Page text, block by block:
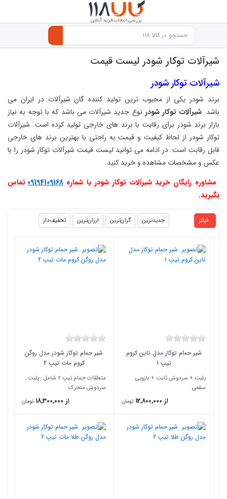
شیرآلات توکار شودر لیست قیمت
شیرآلات توکار شودر
برند شودر یکی از محبوب ترین تولید کننده گان شیرآلات در ایران می
باشد.شیرآلات توکار شودر نوع جدید شیرآلات می باشد که با توجه به نیاز
بازار برند شودر برای رقابت با برند های خارجی تولید کرده است. شیرآلات
توکار شودر از لحاظ کیفیت و قیمت به راحتی با بهترین برند های خارجی
قابل رقابت است. در ادامه می توانید لیست قیمت شیرآلات توکار شودر را با
عکس و مشخصات مشاهده و خرید کنید.
مشاوره رایگان خرید شیرآلات توکار شودر با شماره 09194109168 تماس
بگیرید.
products.productlist
فیلتر جدیدترین گران‌ترین ارزان‌ترین تخفیف‌دار
شیر حمام توکار مدل تاین کروم
تیپ 1
پلیت + سردوش ثابت + بازویی
سقفی
از 12,800,000 تومان
شیر حمام توکار شودر مدل روگن
کروم مات تیپ 2
متعلقات حمام تیپ 2 شامل : پلیت ,
سردوش متحرک
از 18,300,000 تومان